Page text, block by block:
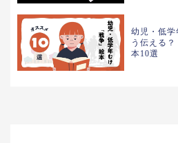
幼児・低
う伝える
本10選